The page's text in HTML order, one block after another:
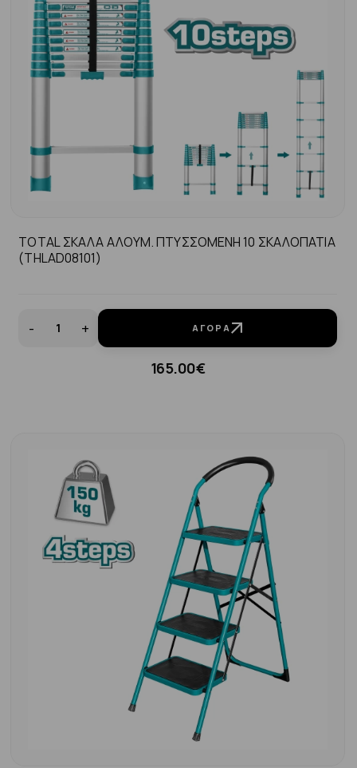
TOTAL ΣΚΑΛΑ ΑΛΟΥΜ. ΠΤΥΣΣΟΜΕΝΗ 10 ΣΚΑΛΟΠΑΤΙΑ
(THLAD08101)
- + ΑΓΟΡΆ
165.00€